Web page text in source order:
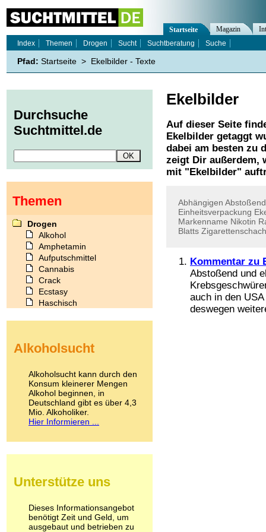
Ekelbilder
Auf dieser Seite
Ekelbilder getaggt
dabei am besten zu
zeigt Dir außerdem,
mit " Ekelbilder"
Abhängigen Abstoßend
Einheitsverpackung
Markenname Nikotin
Blatts
Kommentar zu
Abstoßend und
auch in den
deswegen
Startseite Magazin
Index
Themen Drogen Sucht Suchtberatung Suche
Pfad: Startseite > Ekelbilder - Texte
Durchsuche
Suchtmittel.de
Themen
Drogen
Alkohol
Amphetamin
Aufputschmittel
Cannabis
Crack
Ecstasy
Haschisch
Kokain
LSD
Marihuana
Medikamente
Meskalin
Metamphetamin
Methadon
Pilze
Psychopharmaka
Schlafmittel
Schmerzmittel
Alkoholsucht
Alkoholsucht kann durch den
Konsum kleinerer Mengen
Alkohol beginnen, in
Deutschland gibt es über 4,3
Mio. Alkoholiker.
Hier Informieren ...
Unterstütze uns
Dieses Informationsangebot
benötigt Zeit und Geld, um
ausgebaut und betrieben zu